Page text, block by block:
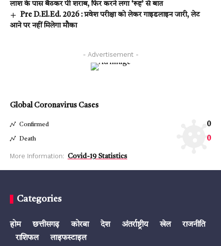
लाश के पास बैठकर पी शराब, फिर करने लगा ‘रूह’ से बात
Pre D.El.Ed. 2026 : प्रवेश परीक्षा को लेकर गाइडलाइन जारी, लेट
आने पर नहीं मिलेगा मौका
- Advertisement -
Global Coronavirus Cases
Confirmed 0
Death 0
More Information: Covid-19 Statistics
Categories
होम छत्तीसगढ़ कोरबा देश अंतर्राष्ट्रीय खेल
राजनीति
राशिफल
लाइफस्टाइल